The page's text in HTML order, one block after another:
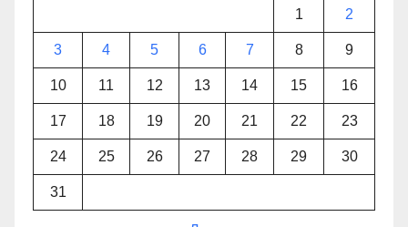
1 2
3 4 5 6 7 8 9
10 11 12 13 14 15 16
17 18 19 20 21 22 23
24 25 26 27 28 29 30
31